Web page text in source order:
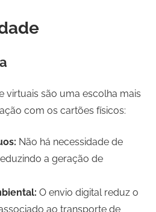
virtuais são uma escolha mais
com os cartões físicos:
Não há necessidade de
a geração de
O envio digital reduz o
ao transporte de